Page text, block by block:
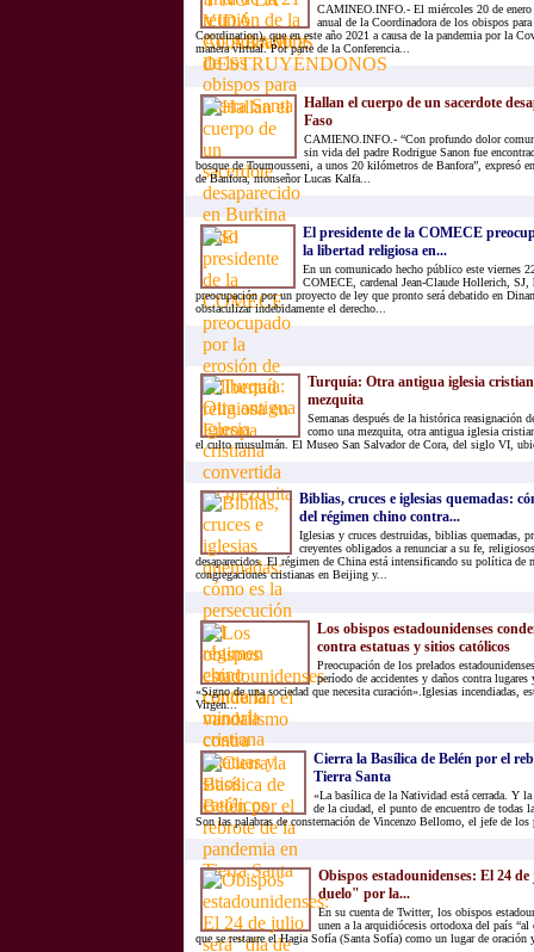
CAMINEO.INFO.- El miércoles 20 de enero
anual de la Coordinadora de los obispos
Coordination), que en este año 2021 a causa de la pandemia por la
manera virtual. Por parte de la Conferencia...
Hallan el cuerpo de un sacerdote
Faso
CAMIENO.INFO.- “Con profundo dolor
sin vida del padre Rodrigue Sanon fue
bosque de Toumousseni, a unos 20 kilómetros de Banfora”, expresó
de Banfora, monseñor Lucas Kalfa...
El presidente de la COMECE
la libertad religiosa en...
En un comunicado hecho público este viernes
COMECE, cardenal Jean-Claude Hollerich, SJ,
preocupación por un proyecto de ley que pronto será debatido en
obstaculizar indebidamente el derecho...
Turquía: Otra antigua iglesia
mezquita
Semanas después de la histórica reasignación
como una mezquita, otra antigua iglesia
el culto musulmán. El Museo San Salvador de Cora, del siglo VI,
Biblias, cruces e iglesias quemadas:
del régimen chino contra...
Iglesias y cruces destruidas, biblias quemadas,
creyentes obligados a renunciar a su fe,
desaparecidos. El régimen de China está intensificando su política de
congregaciones cristianas en Beijing y...
Los obispos estadounidenses
contra estatuas y sitios católicos
Preocupación de los prelados
período de accidentes y daños contra
«Signo de una sociedad que necesita curación».Iglesias incendiadas,
Virgen...
Cierra la Basílica de Belén por el
Tierra Santa
«La basílica de la Natividad está cerrada. Y la
de la ciudad, el punto de encuentro de todas
Son las palabras de consternación de Vincenzo Bellomo, el jefe de
Obispos estadounidenses: El 24
duelo" por la...
En su cuenta de Twitter, los obispos
unen a la arquidiócesis ortodoxa del país “al
que se restaure el Hagia Sofía (Santa Sofía) como un lugar de